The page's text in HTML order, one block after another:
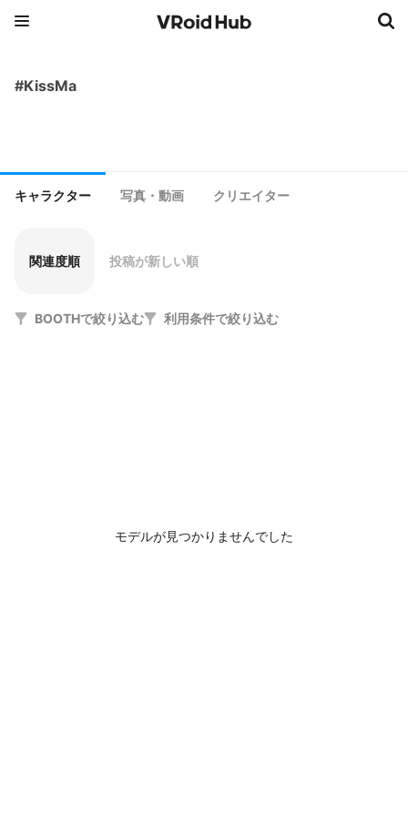
#KissMa
キャラクター 写真・動画 クリエイター
関連度順 投稿が新しい順
BOOTHで絞り込む 利用条件で絞り込む
モデルが見つかりませんでした